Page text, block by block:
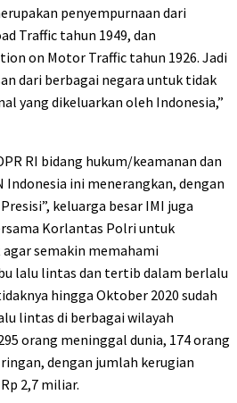
penyempurnaan dari
Traffic tahun 1949, dan
on Motor Traffic tahun 1926. Jadi
dari berbagai negara untuk tidak
yang dikeluarkan oleh Indonesia,”
RI bidang hukum/keamanan dan
Indonesia ini menerangkan, dengan
keluarga besar IMI juga
Korlantas Polri untuk
semakin memahami
lalu lintas dan tertib dalam berlalu
hingga Oktober 2020 sudah
lintas di berbagai wilayah
orang meninggal dunia, 174 orang
dengan jumlah kerugian
2,7 miliar.